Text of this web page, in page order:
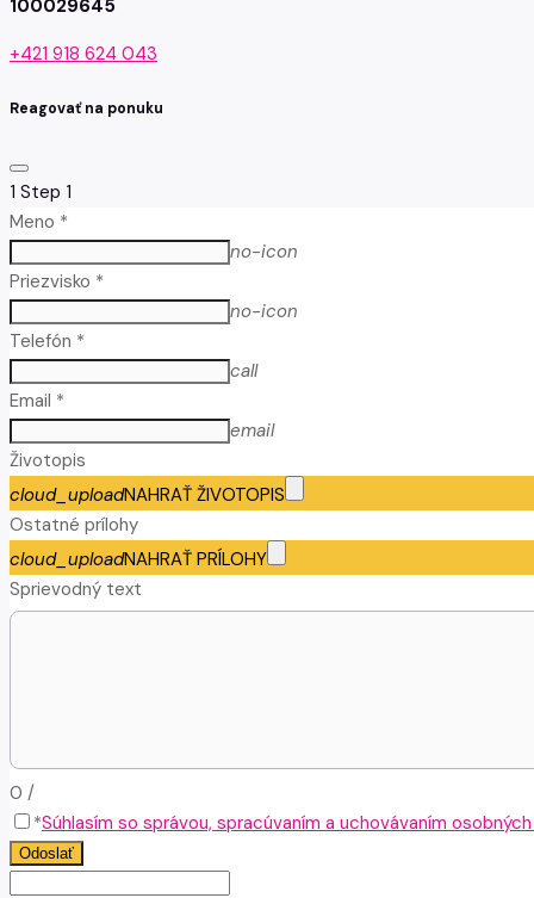
100029645
+421 918 624 043
Reagovať na ponuku
1 Step 1
Meno *
no-icon
Priezvisko *
no-icon
Telefón *
call
Email *
email
Životopis
cloud_uploadNAHRAŤ ŽIVOTOPIS
Ostatné prílohy
cloud_uploadNAHRAŤ PRÍLOHY
Sprievodný text
0 /
*Súhlasím so správou, spracúvaním a uchovávaním
Odoslať